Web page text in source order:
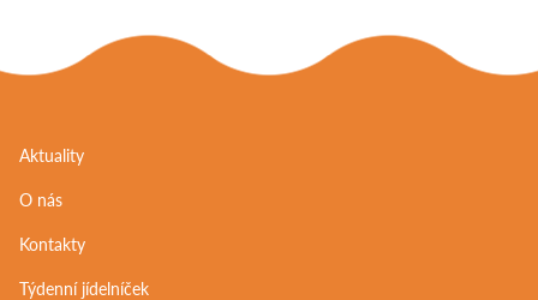
Aktuality
O nás
Kontakty
Týdenní jídelníček